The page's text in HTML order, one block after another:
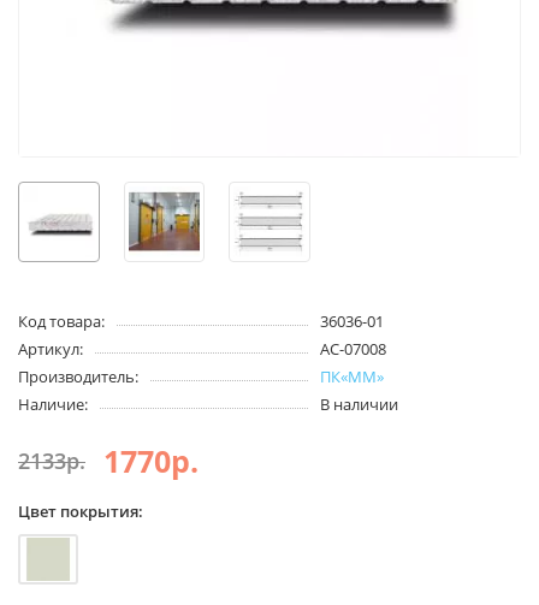
Код товара:
36036-01
Артикул:
AC-07008
Производитель:
ПК«ММ»
Наличие:
В наличии
2133р. 1770р.
Цвет покрытия: